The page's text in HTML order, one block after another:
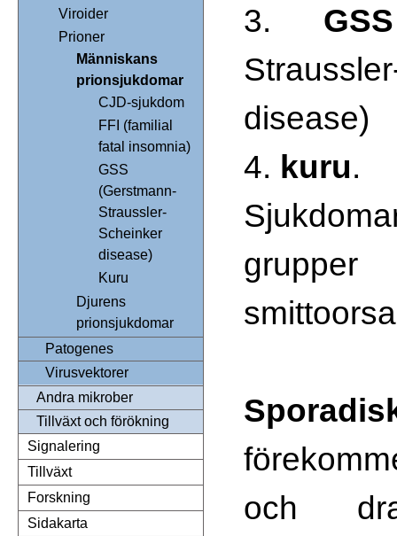
Viroider
Prioner
Människans
prionsjukdomar
CJD-sjukdom
FFI (familial
fatal insomnia)
GSS
(Gerstmann-
Straussler-
Scheinker
disease)
Kuru
Djurens
prionsjukdomar
Patogenes
Virusvektorer
Andra mikrober
Tillväxt och förökning
Signalering
Tillväxt
Forskning
Sidakarta
3. GSS
disease)
4. kuru.
grupper
och